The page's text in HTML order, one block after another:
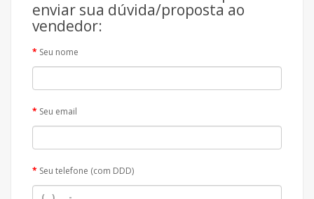
enviar sua dúvida/proposta ao
vendedor:
Seu nome
Seu email
Seu telefone (com DDD)